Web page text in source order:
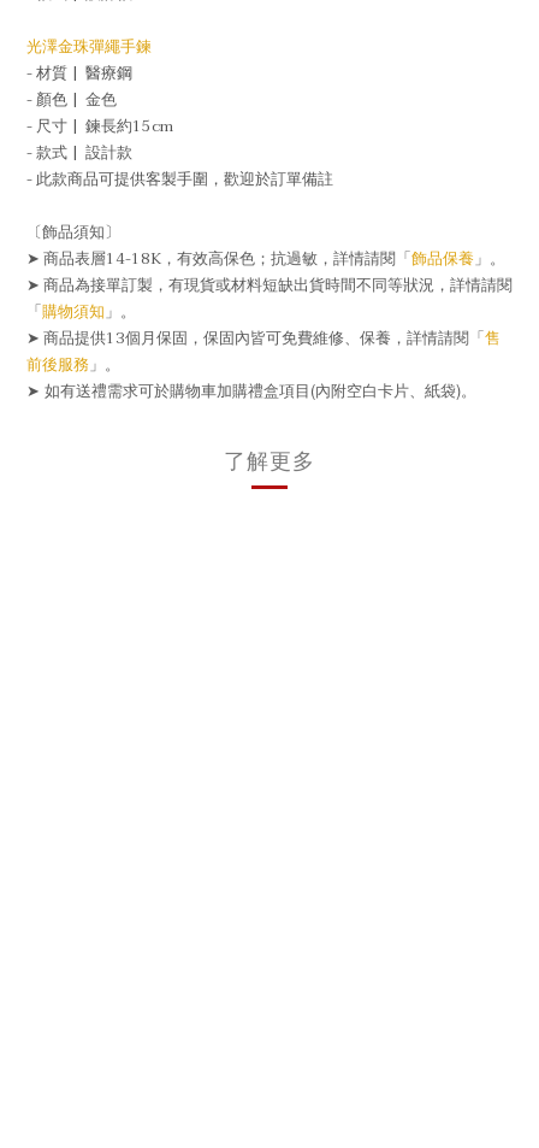
光澤金珠彈繩手鍊
- 材質 | 醫療鋼
- 顏色 | 金色
- 尺寸 | 鍊長約15cm
- 款式 | 設計款
- 此款商品可提供客製手圍，歡迎於訂單備註
〔飾品須知〕
➤ 商品表層14-18K，有效高保色；抗過敏，詳情請閱「飾品保養」。
➤ 商品為接單訂製，有現貨或材料短缺出貨時間不同等狀況，詳情請閱
「購物須知」。
➤ 商品提供13個月保固，保固內皆可免費維修、保養，詳情請閱「售
前後服務」。
➤ 如有送禮需求可於購物車加購禮盒項目(內附空白卡片、紙袋)。
了解更多